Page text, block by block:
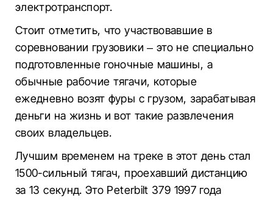
электротранспорт.
Стоит отметить, что участвовавшие в
соревновании грузовики – это не специально
подготовленные гоночные машины, а
обычные рабочие тягачи, которые
ежедневно возят фуры с грузом, зарабатывая
деньги на жизнь и вот такие развлечения
своих владельцев.
Лучшим временем на треке в этот день стал
1500-сильный тягач, проехавший дистанцию ​​
за 13 секунд. Это Peterbilt 379 1997 года